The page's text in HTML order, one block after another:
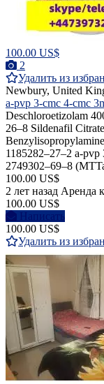
100.00 US$
2
Удалить из
Newbury, United
a-pvp 3-cmc 4-cmc
Deschloroetizolam
26–8 Sildenafil
1185282–27–2 a-
2749302–69–8
100.00 US$
2 лет назад Аренда
100.00 US$
Написать
100.00 US$
Удалить из